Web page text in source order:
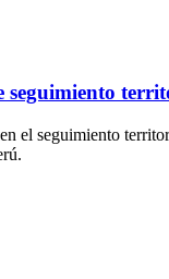
seguimiento
el seguimiento